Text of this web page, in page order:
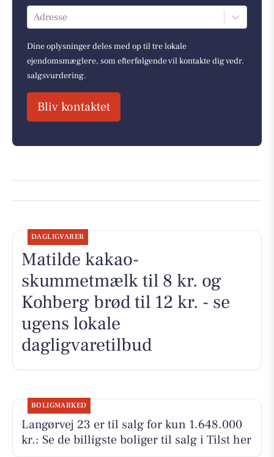
Adresse
Dine oplysninger deles med op til tre lokale
ejendomsmæglere, som efterfølgende vil kontakte dig vedr.
salgsvurdering.
Bliv kontaktet
DAGLIGVARER
Matilde kakao-
skummetmælk til 8 kr. og
Kohberg brød til 12 kr. - se
ugens lokale
dagligvaretilbud
BOLIGMARKED
Langørvej 23 er til salg for kun 1.648.000
kr.: Se de billigste boliger til salg i Tilst her